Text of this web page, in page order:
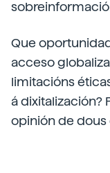
Que
acceso
limitacións
á dixitalización?
opinión de dous